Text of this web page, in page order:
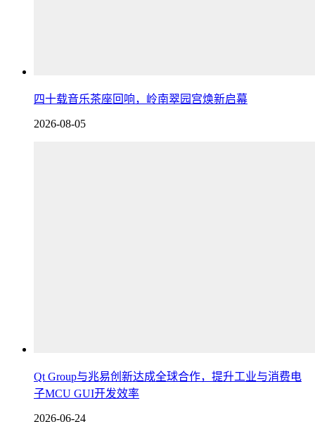
四十载音乐茶座回响，岭南翠园宫焕新启幕
2026-08-05
Qt Group与兆易创新达成全球合作，提升工业与消费电
子MCU GUI开发效率
2026-06-24